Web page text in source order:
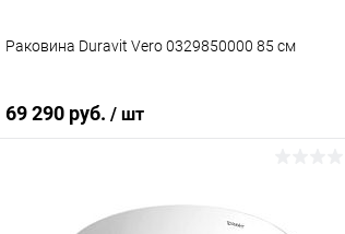
Раковина Duravit Vero 0329850000 85 см
69 290 руб. / шт
В корзину